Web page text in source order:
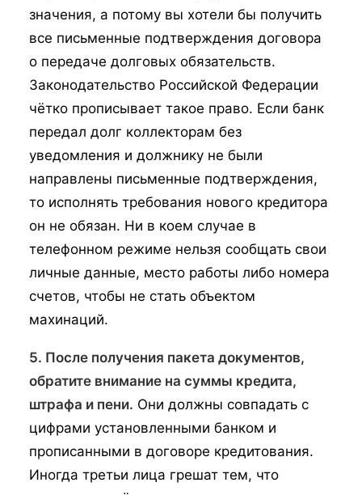
значения, а потому вы хотели бы получить
все письменные подтверждения договора
о передаче долговых обязательств.
Законодательство Российской Федерации
чётко прописывает такое право. Если банк
передал долг коллекторам без
уведомления и должнику не были
направлены письменные подтверждения,
то исполнять требования нового кредитора
он не обязан. Ни в коем случае в
телефонном режиме нельзя сообщать свои
личные данные, место работы либо номера
счетов, чтобы не стать объектом
махинаций.
5. После получения пакета документов,
обратите внимание на суммы кредита,
штрафа и пени. Они должны совпадать с
цифрами установленными банком и
прописанными в договоре кредитования.
Иногда третьи лица грешат тем, что